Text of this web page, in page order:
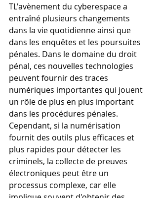
TL'avènement du cyberespace a
entraîné plusieurs changements
dans la vie quotidienne ainsi que
dans les enquêtes et les poursuites
pénales. Dans le domaine du droit
pénal, ces nouvelles technologies
peuvent fournir des traces
numériques importantes qui jouent
un rôle de plus en plus important
dans les procédures pénales.
Cependant, si la numérisation
fournit des outils plus efficaces et
plus rapides pour détecter les
criminels, la collecte de preuves
électroniques peut être un
processus complexe, car elle